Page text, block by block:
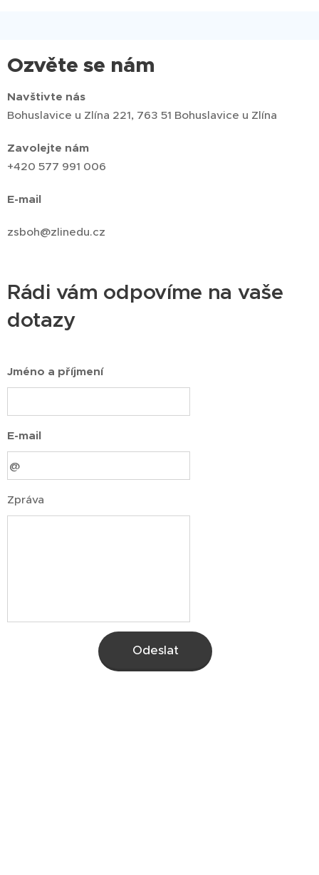
Ozvěte se nám
Navštivte nás
Bohuslavice u Zlína 221, 763 51 Bohuslavice u Zlína
Zavolejte nám
+420 577 991 006
E-mail
zsboh@zlinedu.cz
Rádi vám odpovíme na vaše
dotazy
Jméno a příjmení
E-mail
Zpráva
Odeslat